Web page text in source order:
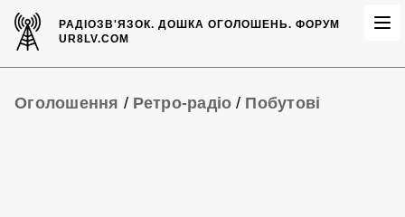
РАДІОЗВ'ЯЗОК.ДОШКА ОГОЛОШЕНЬ. ФОРУМ
UR8LV.COM
Оголошення / Ретро-радіо / Побутові